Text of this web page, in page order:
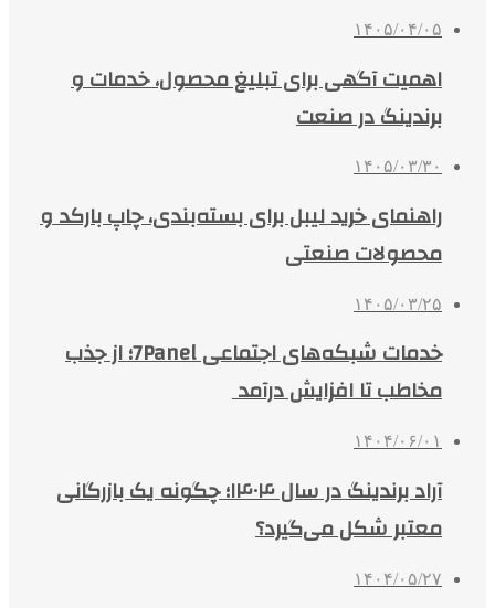
۱۴۰۵/۰۴/۰۵
اهمیت آگهی برای تبلیغ محصول، خدمات و
برندینگ در صنعت
۱۴۰۵/۰۳/۳۰
راهنمای خرید لیبل برای بسته‌بندی، چاپ بارکد و
محصولات صنعتی
۱۴۰۵/۰۳/۲۵
خدمات شبکه‌های اجتماعی 7Panel؛ از جذب
مخاطب تا افزایش درآمد
۱۴۰۴/۰۶/۰۱
آراد برندینگ در سال ۱۴۰۴؛ چگونه یک بازرگانی
معتبر شکل می‌گیرد؟
۱۴۰۴/۰۵/۲۷